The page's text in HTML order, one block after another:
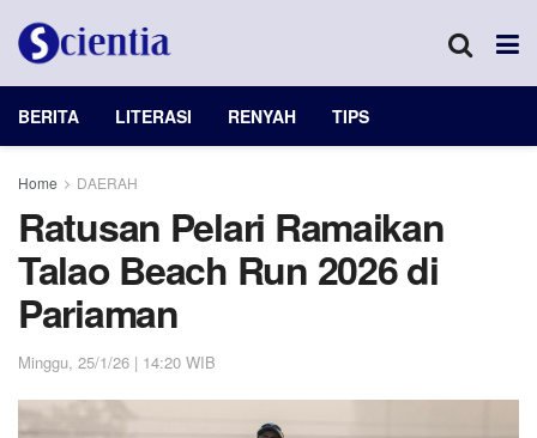
BERITA LITERASI RENYAH TIPS
Home DAERAH
Ratusan Pelari Ramaikan
Talao Beach Run 2026 di
Pariaman
Minggu, 25/1/26 | 14:20 WIB